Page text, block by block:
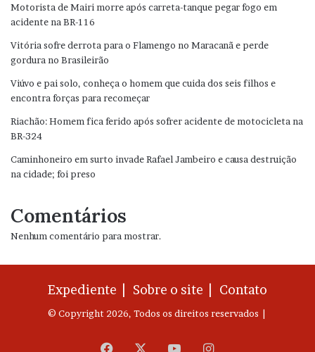
Motorista de Mairi morre após carreta-tanque pegar fogo em
acidente na BR-116
Vitória sofre derrota para o Flamengo no Maracanã e perde
gordura no Brasileirão
Viúvo e pai solo, conheça o homem que cuida dos seis filhos e
encontra forças para recomeçar
Riachão: Homem fica ferido após sofrer acidente de motocicleta na
BR-324
Caminhoneiro em surto invade Rafael Jambeiro e causa destruição
na cidade; foi preso
Comentários
Nenhum comentário para mostrar.
Expediente | Sobre o site | Contato
© Copyright 2026, Todos os direitos reservados |
Facebook YouTubeInstagram